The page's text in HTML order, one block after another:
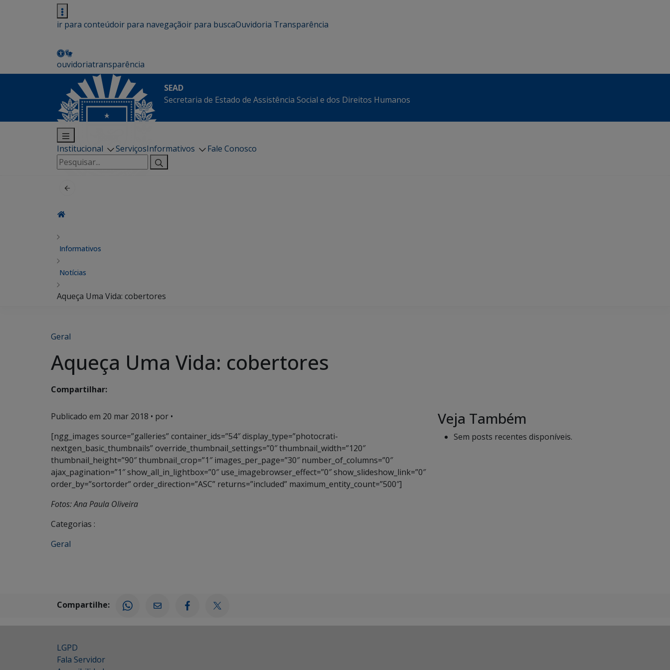
ir para conteúdoir para navegaçãoir para buscaOuvidoria Transparência
ouvidoriatransparência
SEAD
Secretaria de Estado de Assistência Social e dos Direitos Humanos
Institucional ServiçosInformativos
Fale Conosco
Pesquisar
por:
Informativos
Notícias
Aqueça Uma Vida: cobertores
Geral
Aqueça Uma Vida: cobertores
Compartilhar:
Publicado em 20 mar 2018 • por •
[ngg_images source=”galleries” container_ids=”54″ display_type=”photocrati-
nextgen_basic_thumbnails” override_thumbnail_settings=”0″ thumbnail_width=”120″
thumbnail_height=”90″ thumbnail_crop=”1″ images_per_page=”30″ number_of_columns=”0″
ajax_pagination=”1″ show_all_in_lightbox=”0″ use_imagebrowser_effect=”0″ show_slideshow_link=”0″
order_by=”sortorder” order_direction=”ASC” returns=”included” maximum_entity_count=”500″]
Fotos: Ana Paula Oliveira
Categorias :
Geral
Veja Também
Sem posts recentes disponíveis.
Compartilhe:
LGPD
Fala Servidor